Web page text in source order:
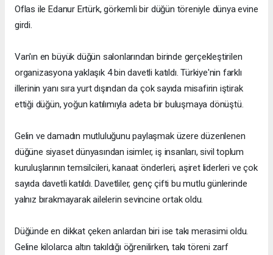
Oflas ile Edanur Ertürk, görkemli bir düğün töreniyle dünya evine
girdi.
Van'ın en büyük düğün salonlarından birinde gerçekleştirilen
organizasyona yaklaşık 4 bin davetli katıldı. Türkiye'nin farklı
illerinin yanı sıra yurt dışından da çok sayıda misafirin iştirak
ettiği düğün, yoğun katılımıyla adeta bir buluşmaya dönüştü.
Gelin ve damadın mutluluğunu paylaşmak üzere düzenlenen
düğüne siyaset dünyasından isimler, iş insanları, sivil toplum
kuruluşlarının temsilcileri, kanaat önderleri, aşiret liderleri ve çok
sayıda davetli katıldı. Davetliler, genç çifti bu mutlu günlerinde
yalnız bırakmayarak ailelerin sevincine ortak oldu.
Düğünde en dikkat çeken anlardan biri ise takı merasimi oldu.
Geline kilolarca altın takıldığı öğrenilirken, takı töreni zarf